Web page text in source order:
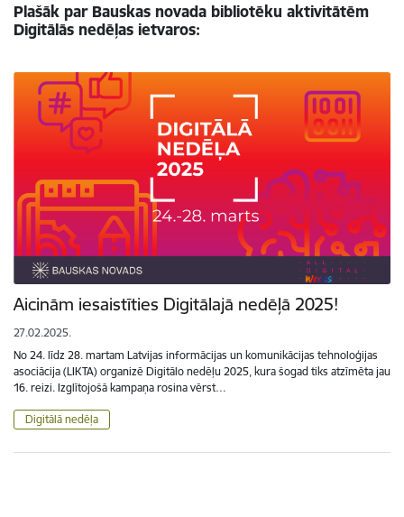
Plašāk par Bauskas novada bibliotēku aktivitātēm
Digitālās nedēļas ietvaros:
Aicinām iesaistīties Digitālajā nedēļā 2025!
27.02.2025.
No 24. līdz 28. martam Latvijas informācijas un komunikācijas tehnoloģijas
asociācija (LIKTA) organizē Digitālo nedēļu 2025, kura šogad tiks atzīmēta jau
16. reizi. Izglītojošā kampaņa rosina vērst…
Digitālā nedēļa